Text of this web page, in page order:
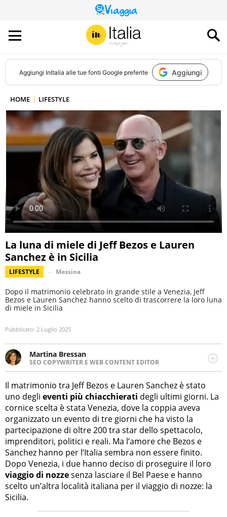
QUESTO
SITO
CONTRIBUISCE
ALL’AUDIENCE
DI
Aggiungi InItalia alle tue fonti Google preferite Aggiungi
HOME LIFESTYLE
La luna di miele di Jeff Bezos e Lauren
Sanchez è in Sicilia
LIFESTYLE Messina
Dopo il matrimonio celebrato in grande stile a Venezia, Jeff
Bezos e Lauren Sanchez hanno scelto di trascorrere la loro luna
di miele in Sicilia
Pubblicato: 2 Luglio 2025
Martina Bressan
SEO COPYWRITER E WEB CONTENT EDITOR
Appassionata di viaggi, di trail running e di yoga, ama
scoprire nuovi posti e nuove culture. Curiosa,
determinata e intraprendente adora leggere ma
soprattutto scrivere.
Il matrimonio tra Jeff Bezos e Lauren Sanchez è stato
uno degli eventi più chiacchierati degli ultimi giorni. La
cornice scelta è stata Venezia, dove la coppia aveva
organizzato un evento di tre giorni che ha visto la
partecipazione di oltre 200 tra star dello spettacolo,
imprenditori, politici e reali. Ma l’amore che Bezos e
Sanchez hanno per l’Italia sembra non essere finito.
Dopo Venezia, i due hanno deciso di proseguire il loro
viaggio di nozzesenza lasciare il Bel Paese e hanno
scelto un’altra località italiana per il viaggio di nozze: la
Sicilia.